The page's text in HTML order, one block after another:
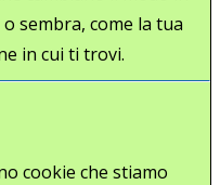
sembra, come la tua
in cui ti trovi.
cookie che stiamo